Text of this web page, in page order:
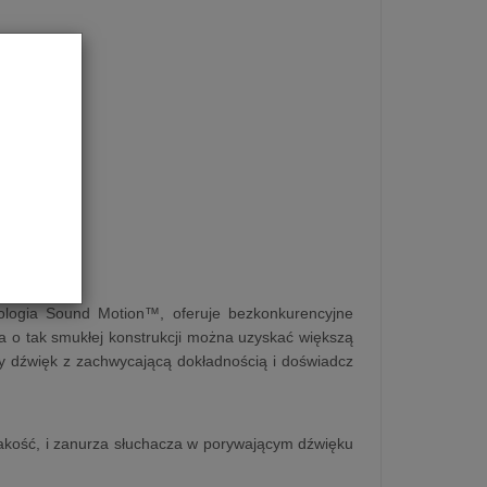
Sound Motion™, oferuje bezkonkurencyjne
tak smukłej konstrukcji można uzyskać większą
z zachwycającą dokładnością i doświadcz
i zanurza słuchacza w porywającym dźwięku